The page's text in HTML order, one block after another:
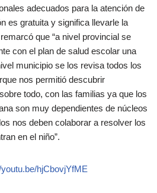
adecuados para la atención de
es gratuita y significa llevarle la
que “a nivel provincial se
con el plan de salud escolar una
municipio se los revisa todos los
nos permitió descubrir
todo, con las familias ya que los
son muy dependientes de núcleos
nos deben colaborar a resolver los
en el niño”.
hjCbovjYfME